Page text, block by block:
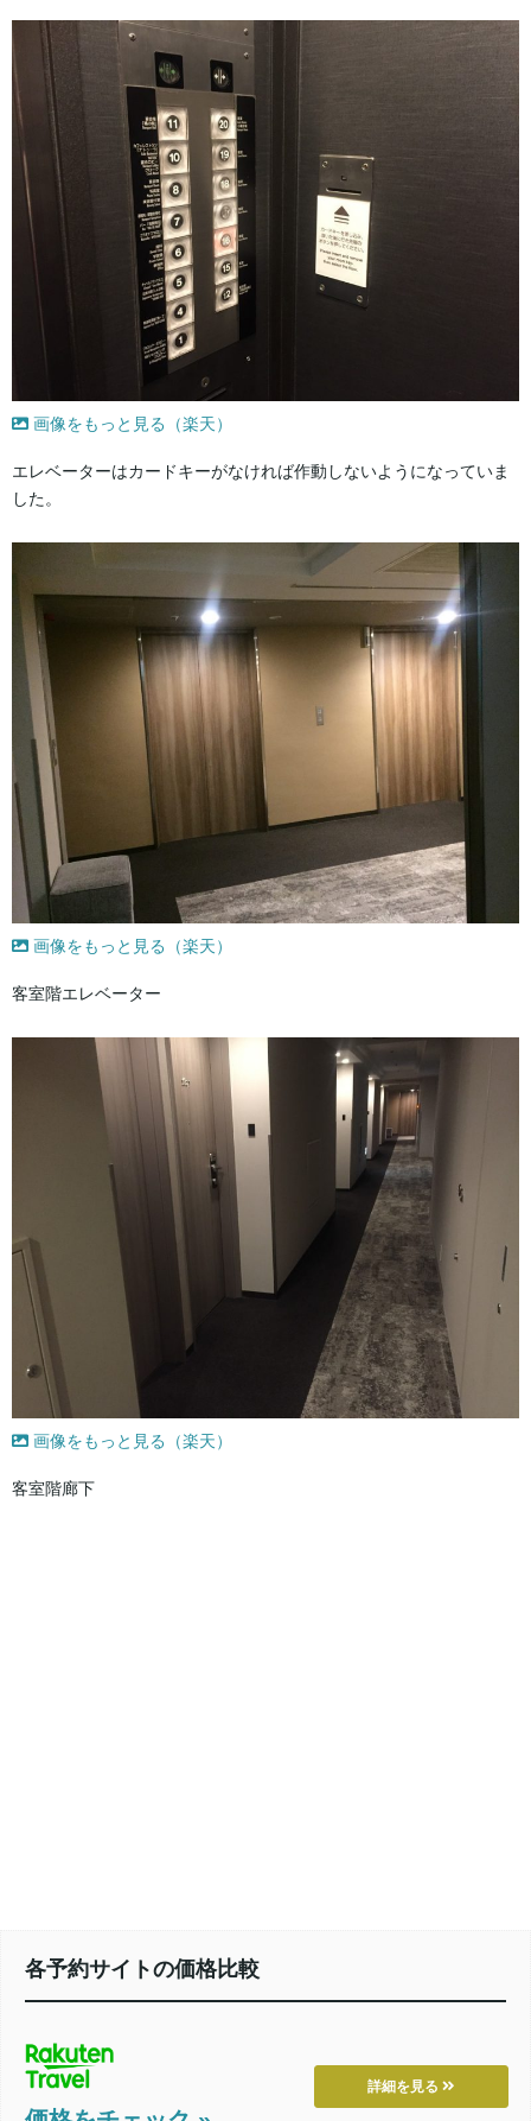
画像をもっと見る（楽天）
エレベーターはカードキーがなければ作動しないようになっていま
した。
画像をもっと見る（楽天）
客室階エレベーター
画像をもっと見る（楽天）
客室階廊下
各予約サイトの価格比較
詳細を見る